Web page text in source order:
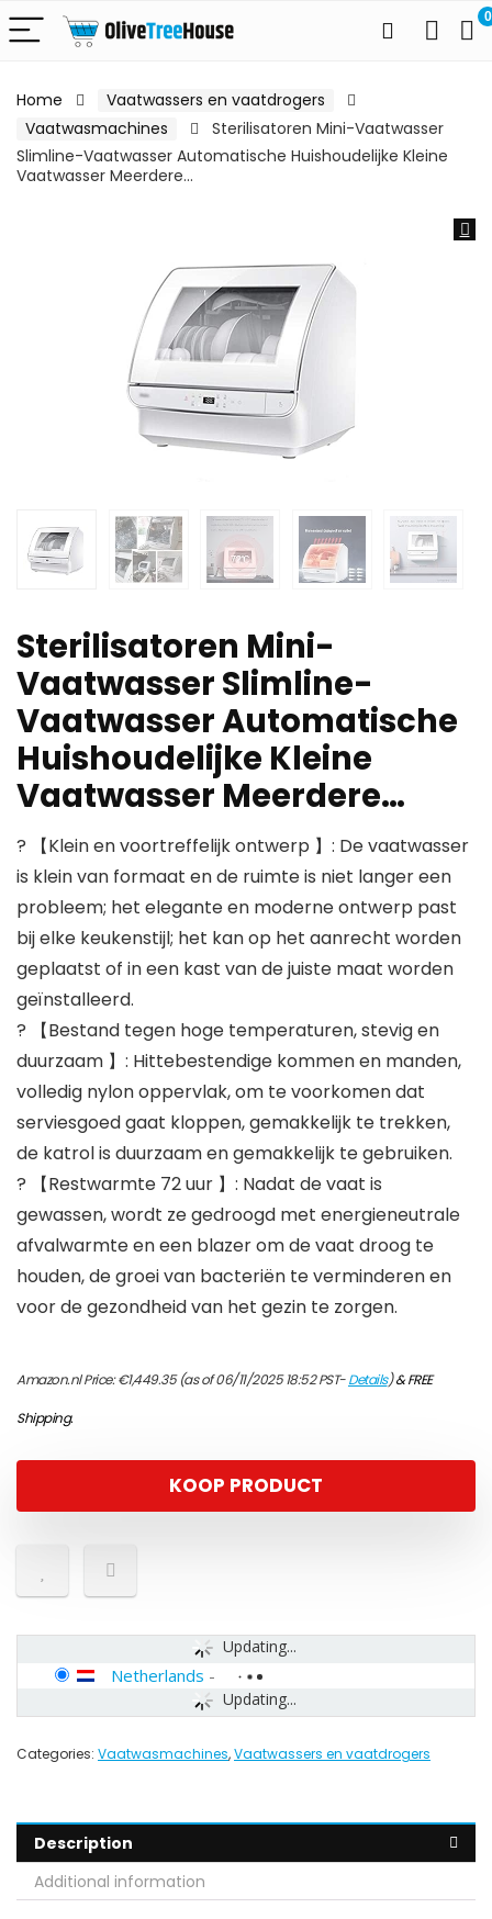
0
Home
Vaatwassers en vaatdrogers
Vaatwasmachines
Sterilisatoren Mini-Vaatwasser
Slimline-Vaatwasser Automatische Huishoudelijke Kleine
Vaatwasser Meerdere…
Sterilisatoren Mini-
Vaatwasser Slimline-
Vaatwasser Automatische
Huishoudelijke Kleine
Vaatwasser Meerdere…
? 【Klein en voortreffelijk ontwerp 】: De vaatwasser
is klein van formaat en de ruimte is niet langer een
probleem; het elegante en moderne ontwerp past
bij elke keukenstijl; het kan op het aanrecht worden
geplaatst of in een kast van de juiste maat worden
geïnstalleerd.
? 【Bestand tegen hoge temperaturen, stevig en
duurzaam 】: Hittebestendige kommen en manden,
volledig nylon oppervlak, om te voorkomen dat
serviesgoed gaat kloppen, gemakkelijk te trekken,
de katrol is duurzaam en gemakkelijk te gebruiken.
? 【Restwarmte 72 uur 】: Nadat de vaat is
gewassen, wordt ze gedroogd met energieneutrale
afvalwarmte en een blazer om de vaat droog te
houden, de groei van bacteriën te verminderen en
voor de gezondheid van het gezin te zorgen.
Amazon.nl Price:€1,449.35(as of 06/11/2025 18:52 PST-Details)&FREE
Shipping.
KOOP PRODUCT
Updating...
Updating...
Netherlands -
Categories: Vaatwasmachines,Vaatwassers en vaatdrogers
Description
Additional information